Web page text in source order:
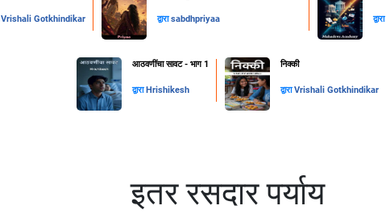
Vrishali Gotkhindikar द्वाराsabdhpriyaa द्वारा
आठवणींचा सावट - भाग 1
द्वारा Hrishikesh
निक्की
द्वाराVrishali Gotkhindikar
इतर रसदार पर्याय